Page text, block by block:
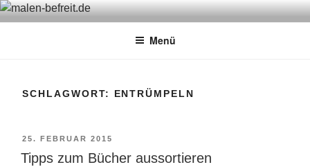
Zum
InhaltMALEN-BEFREIT.DE
Menü
SCHLAGWORT: ENTRÜMPELN
VERÖFFENTLICHT
AM
25. FEBRUAR 2015
Tipps zum Bücher aussortieren